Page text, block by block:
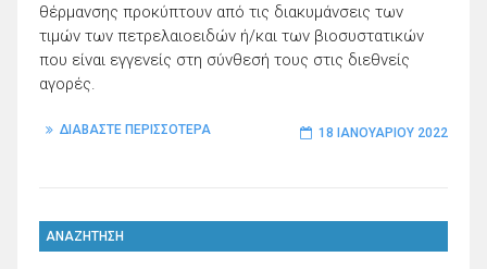
θέρμανσης προκύπτουν από τις διακυμάνσεις των
τιμών των πετρελαιοειδών ή/και των βιοσυστατικών
που είναι εγγενείς στη σύνθεσή τους στις διεθνείς
αγορές.
ΔΙΑΒΑΣΤΕ ΠΕΡΙΣΣΟΤΕΡΑ 18 ΙΑΝΟΥΑΡΊΟΥ 2022
ΑΝΑΖΗΤΗΣΗ